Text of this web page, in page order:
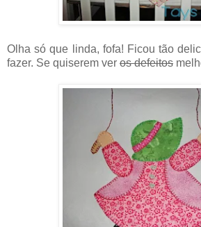
Olha só que linda, fofa! Ficou tão
fazer. Se quiserem ver os defeitos